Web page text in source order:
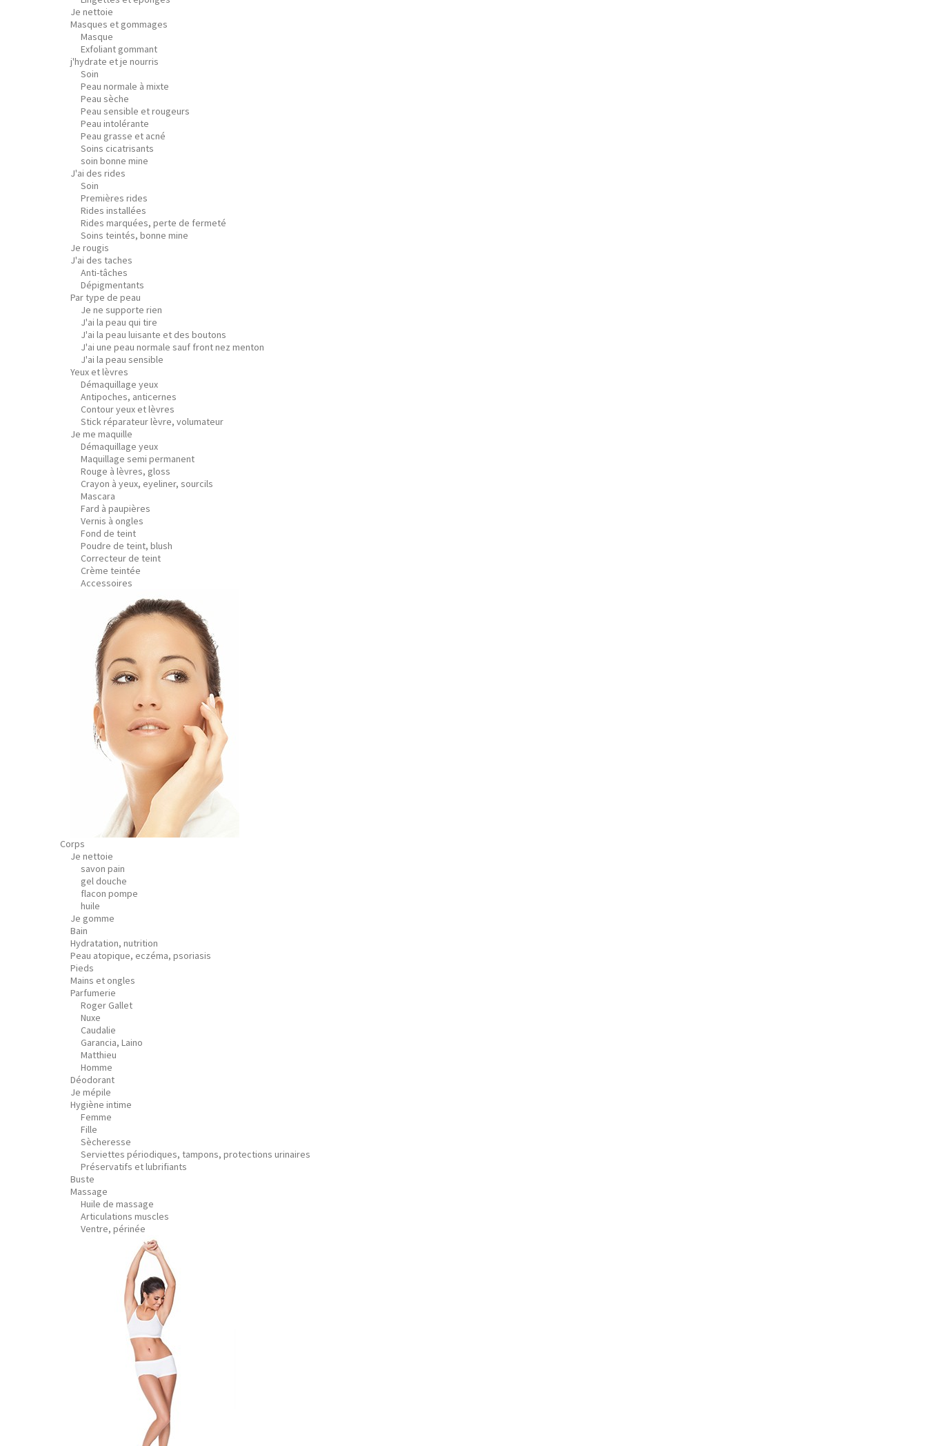
Je nettoie
Masques et gommages
Masque
Exfoliant gommant
j'hydrate et je nourris
Soin
Peau normale à mixte
Peau sèche
Peau sensible et rougeurs
Peau intolérante
Peau grasse et acné
Soins cicatrisants
soin bonne mine
J'ai des rides
Soin
Premières rides
Rides installées
Rides marquées, perte de fermeté
Soins teintés, bonne mine
Je rougis
J'ai des taches
Anti-tâches
Dépigmentants
Par type de peau
Je ne supporte rien
J'ai la peau qui tire
J'ai la peau luisante et des boutons
J'ai une peau normale sauf front nez menton
J'ai la peau sensible
Yeux et lèvres
Démaquillage yeux
Antipoches, anticernes
Contour yeux et lèvres
Stick réparateur lèvre, volumateur
Je me maquille
Démaquillage yeux
Maquillage semi permanent
Rouge à lèvres, gloss
Crayon à yeux, eyeliner, sourcils
Mascara
Fard à paupières
Vernis à ongles
Fond de teint
Poudre de teint, blush
Correcteur de teint
Crème teintée
Accessoires
Corps
Je nettoie
savon pain
gel douche
flacon pompe
huile
Je gomme
Bain
Hydratation, nutrition
Peau atopique, eczéma, psoriasis
Pieds
Mains et ongles
Parfumerie
Roger Gallet
Nuxe
Caudalie
Garancia, Laino
Matthieu
Homme
Déodorant
Je mépile
Hygiène intime
Femme
Fille
Sècheresse
Serviettes périodiques, tampons, protections urinaires
Préservatifs et lubrifiants
Buste
Massage
Huile de massage
Articulations muscles
Ventre, périnée